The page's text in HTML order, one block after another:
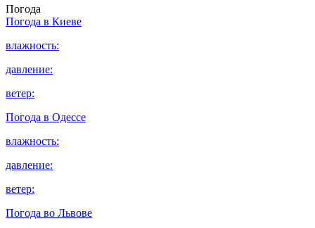
Погода
Погода в Киеве
влажность:
давление:
ветер:
Погода в Одессе
влажность:
давление:
ветер:
Погода во Львове